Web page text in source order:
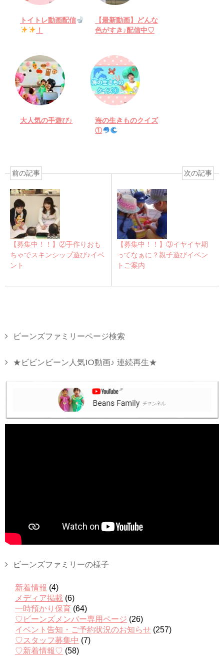
トイトレ動画配信
！
【最新動画】どんな
色がすき♪配信中♡
大人気の手遊び♪
海の生きものクイズ
①
前の記事
【募集中！！】②手作りおも
ちゃでスキンシップ遊び♪イベ
ント
次の記事
【募集中！！】③イヤイヤ期
ってなぁに？親子遊びイベン
トご案内
ビーンズファミリーページ検索
★ビビンビーン人気10動画♪ 連続再生★
ビーンズファミリーの様子
新着情報 (4)
メディア掲載 (6)
一時預かり保育 (64)
♡ビーンズメンバー専用ページ (26)
イベント告知・ご予約状況のお知らせ (257)
♡スタッフ募集中 (7)
♡新着情報♡ (58)